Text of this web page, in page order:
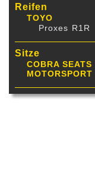
Reifen
TOYO
Proxes R1R
Sitze
COBRA SEATS
MOTORSPORT